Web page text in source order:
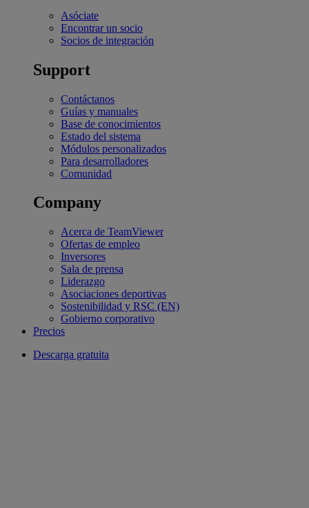
Asóciate
Encontrar un socio
Socios de integración
Support
Contáctanos
Guías y manuales
Base de conocimientos
Estado del sistema
Módulos personalizados
Para desarrolladores
Comunidad
Company
Acerca de TeamViewer
Ofertas de empleo
Inversores
Sala de prensa
Liderazgo
Asociaciones deportivas
Sostenibilidad y RSC (EN)
Gobierno corporativo
Precios
Descarga gratuita